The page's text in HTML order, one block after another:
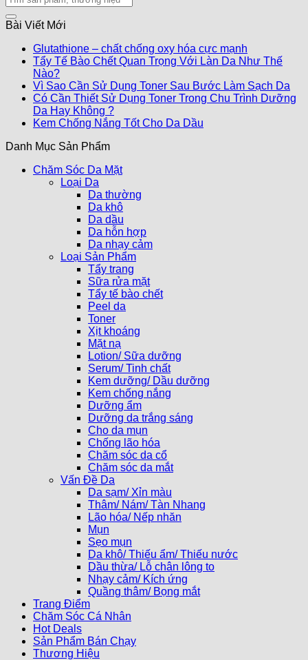
Bài Viết Mới
Glutathione – chất chống oxy hóa cực mạnh
Tẩy Tế Bào Chết Quan Trọng Với Làn Da Như Thế
Nào?
Vì Sao Cần Sử Dụng Toner Sau Bước Làm Sạch Da
Có Cần Thiết Sử Dụng Toner Trong Chu Trình Dưỡng
Da Hay Không ?
Kem Chống Nắng Tốt Cho Da Dầu
Danh Mục Sản Phẩm
Chăm Sóc Da Mặt
Loại Da
Da thường
Da khô
Da dầu
Da hỗn hợp
Da nhạy cảm
Loại Sản Phẩm
Tẩy trang
Sữa rửa mặt
Tẩy tế bào chết
Peel da
Toner
Xịt khoáng
Mặt nạ
Lotion/ Sữa dưỡng
Serum/ Tinh chất
Kem dưỡng/ Dầu dưỡng
Kem chống nắng
Dưỡng ẩm
Dưỡng da trắng sáng
Cho da mụn
Chống lão hóa
Chăm sóc da cổ
Chăm sóc da mắt
Vấn Đề Da
Da sạm/ Xỉn màu
Thâm/ Nám/ Tàn Nhang
Lão hóa/ Nếp nhăn
Mụn
Sẹo mụn
Da khô/ Thiếu ẩm/ Thiếu nước
Dầu thừa/ Lỗ chân lông to
Nhạy cảm/ Kích ứng
Quầng thâm/ Bọng mắt
Trang Điểm
Chăm Sóc Cá Nhân
Hot Deals
Sản Phẩm Bán Chạy
Thương Hiệu